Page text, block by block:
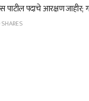
पाटील पदाचे आरक्षण जाहीर;